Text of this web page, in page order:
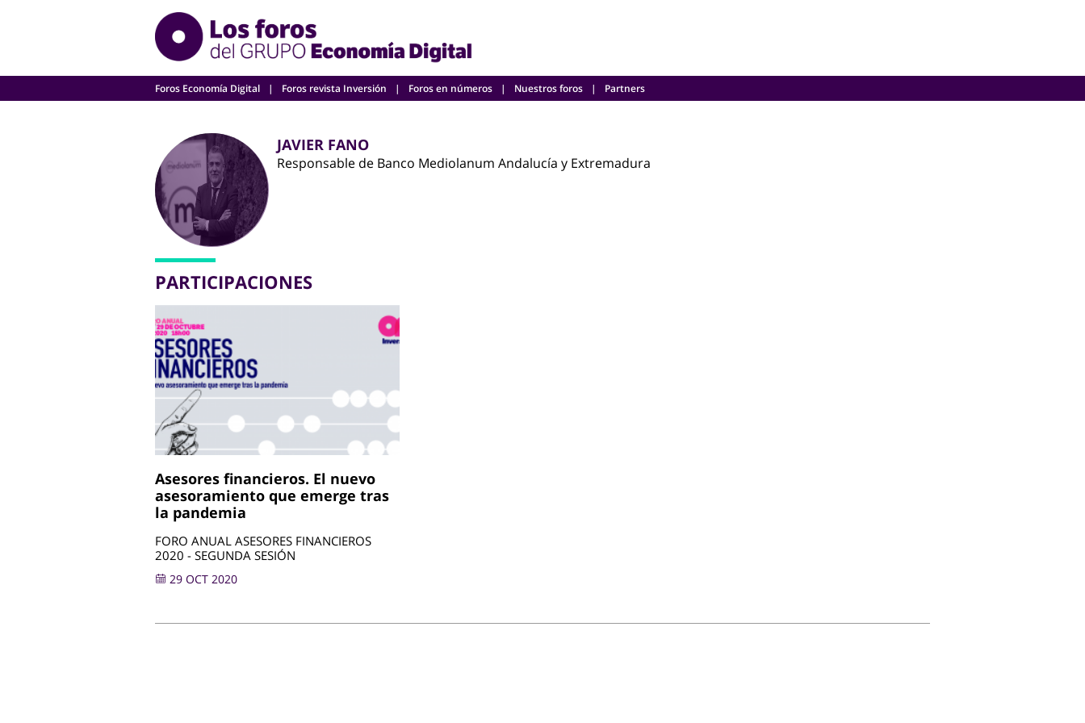
Foros Economía Digital Foros revista Inversión Foros en números Nuestros foros Partners
JAVIER FANO
Responsable de Banco Mediolanum Andalucía y Extremadura
PARTICIPACIONES
Asesores financieros. El nuevo
asesoramiento que emerge tras
la pandemia
FORO ANUAL ASESORES FINANCIEROS
2020 - SEGUNDA SESIÓN
29 OCT 2020